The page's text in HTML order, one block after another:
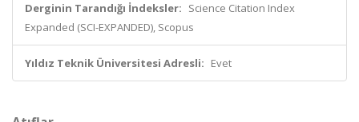
Derginin Tarandığı İndeksler: Science Citation Index
Expanded (SCI-EXPANDED), Scopus
Yıldız Teknik Üniversitesi Adresli: Evet